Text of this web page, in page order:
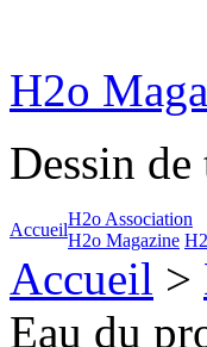
H2o
Dessin
Accueil
H2o Association
H2o Magazine
Accueil >
Eau du